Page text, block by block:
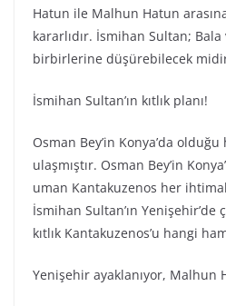
Hatun ile Malhun Hatun
kararlıdır. İsmihan Sultan;
birbirlerine düşürebilecek
İsmihan Sultan’ın kıtlık planı!
Osman Bey’in Konya’da
ulaşmıştır. Osman Bey’in
uman Kantakuzenos her
İsmihan Sultan’ın Yenişehir’de
kıtlık Kantakuzenos’u hangi
Yenişehir ayaklanıyor, Malhun